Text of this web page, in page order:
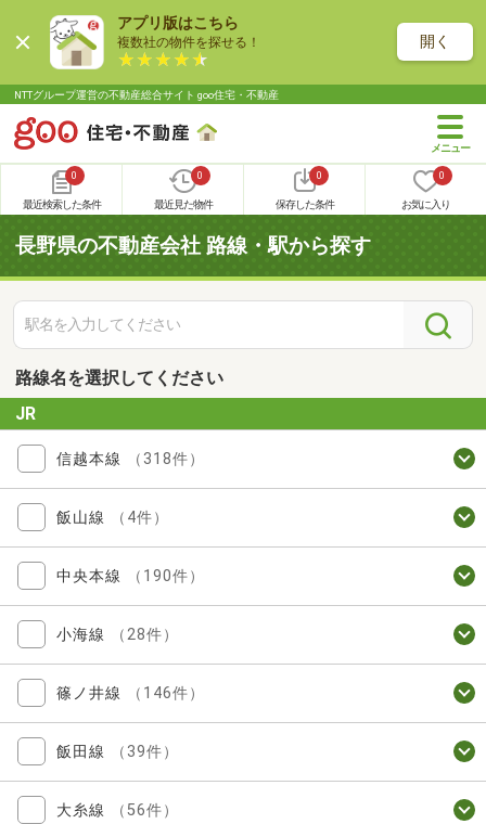
アプリ版はこちら
複数社の物件を探せる！ 開く
NTTグループ運営の不動産総合サイト goo住宅・不動産
0
最近検索した条件
0
最近見た物件
0
保存した条件
0
お気に入り
長野県の不動産会社 路線・駅から探す
路線名を選択してください
JR
信越本線 （318件）
飯山線 （4件）
中央本線 （190件）
小海線 （28件）
篠ノ井線 （146件）
飯田線 （39件）
大糸線 （56件）